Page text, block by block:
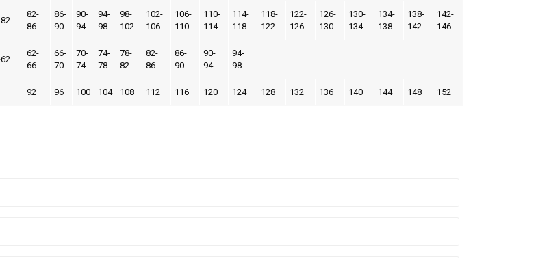
82-
86
86-
90
90-
94
94-
98
98-
102
102-
106
106-
110
110-
114
114-
118
118-
122
122-
126
126-
130
130-
134
134-
138
138-
142
142-
146
62-
66
66-
70
70-
74
74-
78
78-
82
82-
86
86-
90
90-
94
94-
98
92 96 100 104 108 112 116 120 124 128 132 136 140 144 148 152